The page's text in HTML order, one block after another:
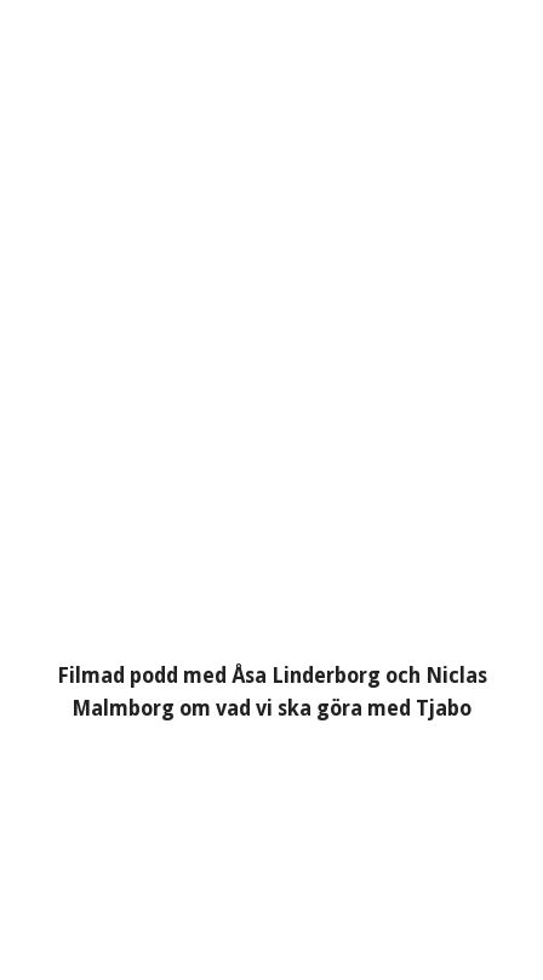
Filmad podd med Åsa Linderborg och Niclas
Malmborg om vad vi ska göra med Tjabo